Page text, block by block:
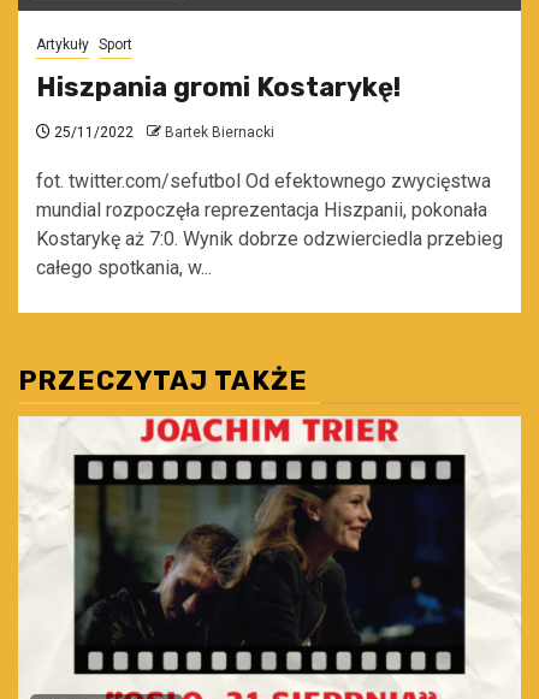
Artykuły Sport
Hiszpania gromi Kostarykę!
25/11/2022 Bartek Biernacki
fot. twitter.com/sefutbol Od efektownego zwycięstwa
mundial rozpoczęła reprezentacja Hiszpanii, pokonała
Kostarykę aż 7:0. Wynik dobrze odzwierciedla przebieg
całego spotkania, w...
PRZECZYTAJ TAKŻE